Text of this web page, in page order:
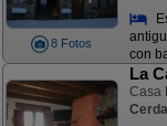
8 Fotos
con
La
Casa